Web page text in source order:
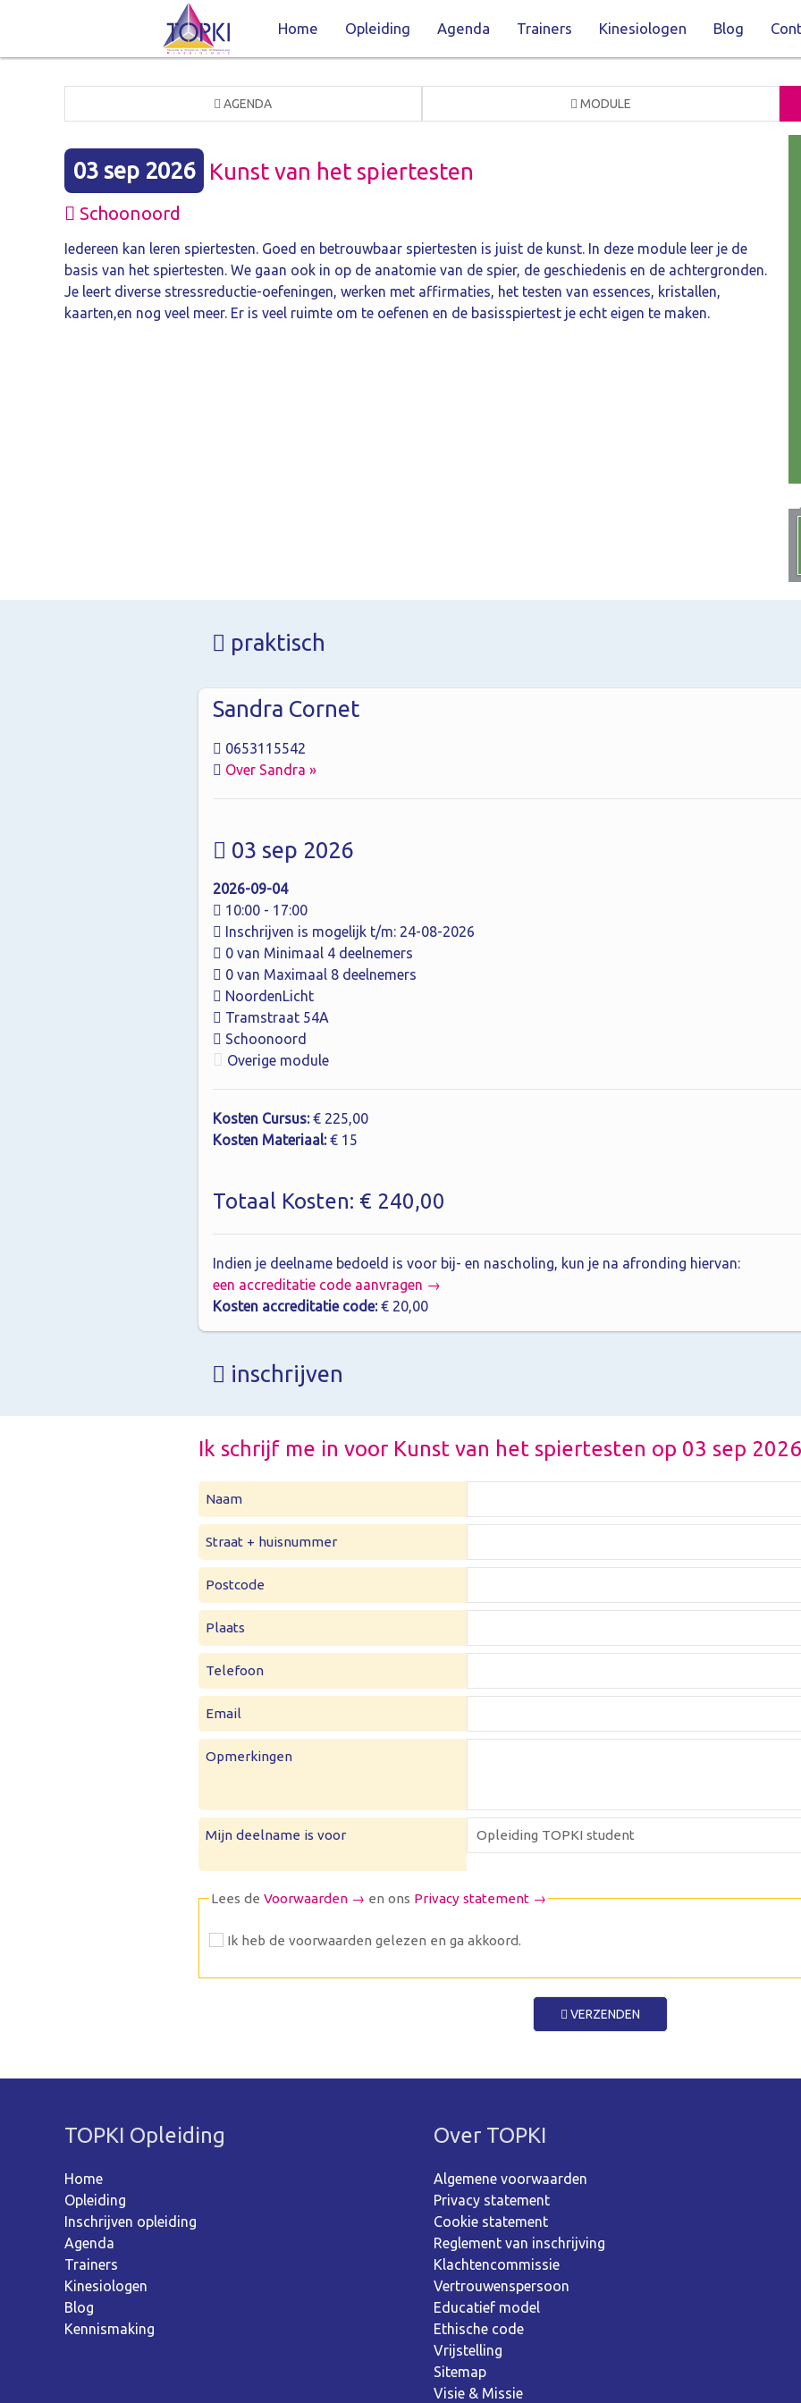
Home Opleiding Agenda Trainers Kinesiologen Blog
AGENDA MODULE
03 sep 2026 Kunst van het spiertesten
Schoonoord
Iedereen kan leren spiertesten. Goed en betrouwbaar spiertesten is juist de kunst. In deze module leer je de
basis van het spiertesten. We gaan ook in op de anatomie van de spier, de geschiedenis en de achtergronden.
Je leert diverse stressreductie-oefeningen, werken met affirmaties, het testen van essences, kristallen,
kaarten,en nog veel meer. Er is veel ruimte om te oefenen en de basisspiertest je echt eigen te maken.
praktisch
Sandra Cornet
0653115542
Over Sandra »
03 sep 2026
2026-09-04
10:00 - 17:00
Inschrijven is mogelijk t/m: 24-08-2026
0 van Minimaal 4 deelnemers
0 van Maximaal 8 deelnemers
NoordenLicht
Tramstraat 54A
Schoonoord
Overige module
Kosten Cursus:€ 225,00
Kosten Materiaal:€ 15
Totaal Kosten: € 240,00
Indien je deelname bedoeld is voor bij- en nascholing, kun je na afronding hiervan:
een accreditatie code aanvragen →
Kosten accreditatie code:€ 20,00
inschrijven
Ik schrijf me in voor Kunst van het spiertesten op 03 sep 2026
Naam
Straat + huisnummer
Postcode
Plaats
Telefoon
Email
Opmerkingen
Mijn deelname is voor
Lees deVoorwaarden → en ons Privacy statement →
Ik heb de voorwaarden gelezen en ga akkoord.
VERZENDEN
TOPKI Opleiding
Home
Opleiding
Inschrijven opleiding
Agenda
Trainers
Kinesiologen
Blog
Kennismaking
Over TOPKI
Algemene voorwaarden
Privacy statement
Cookie statement
Reglement van inschrijving
Klachtencommissie
Vertrouwenspersoon
Educatief model
Ethische code
Vrijstelling
Sitemap
Visie & Missie